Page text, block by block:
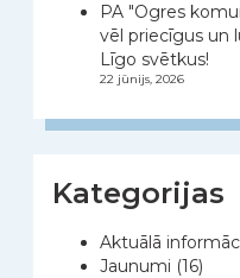
PA "Ogres
vēl priecīgus un
Līgo svētkus!
22 jūnijs, 2026
Kategorijas
Aktuālā
Jaunumi (16)